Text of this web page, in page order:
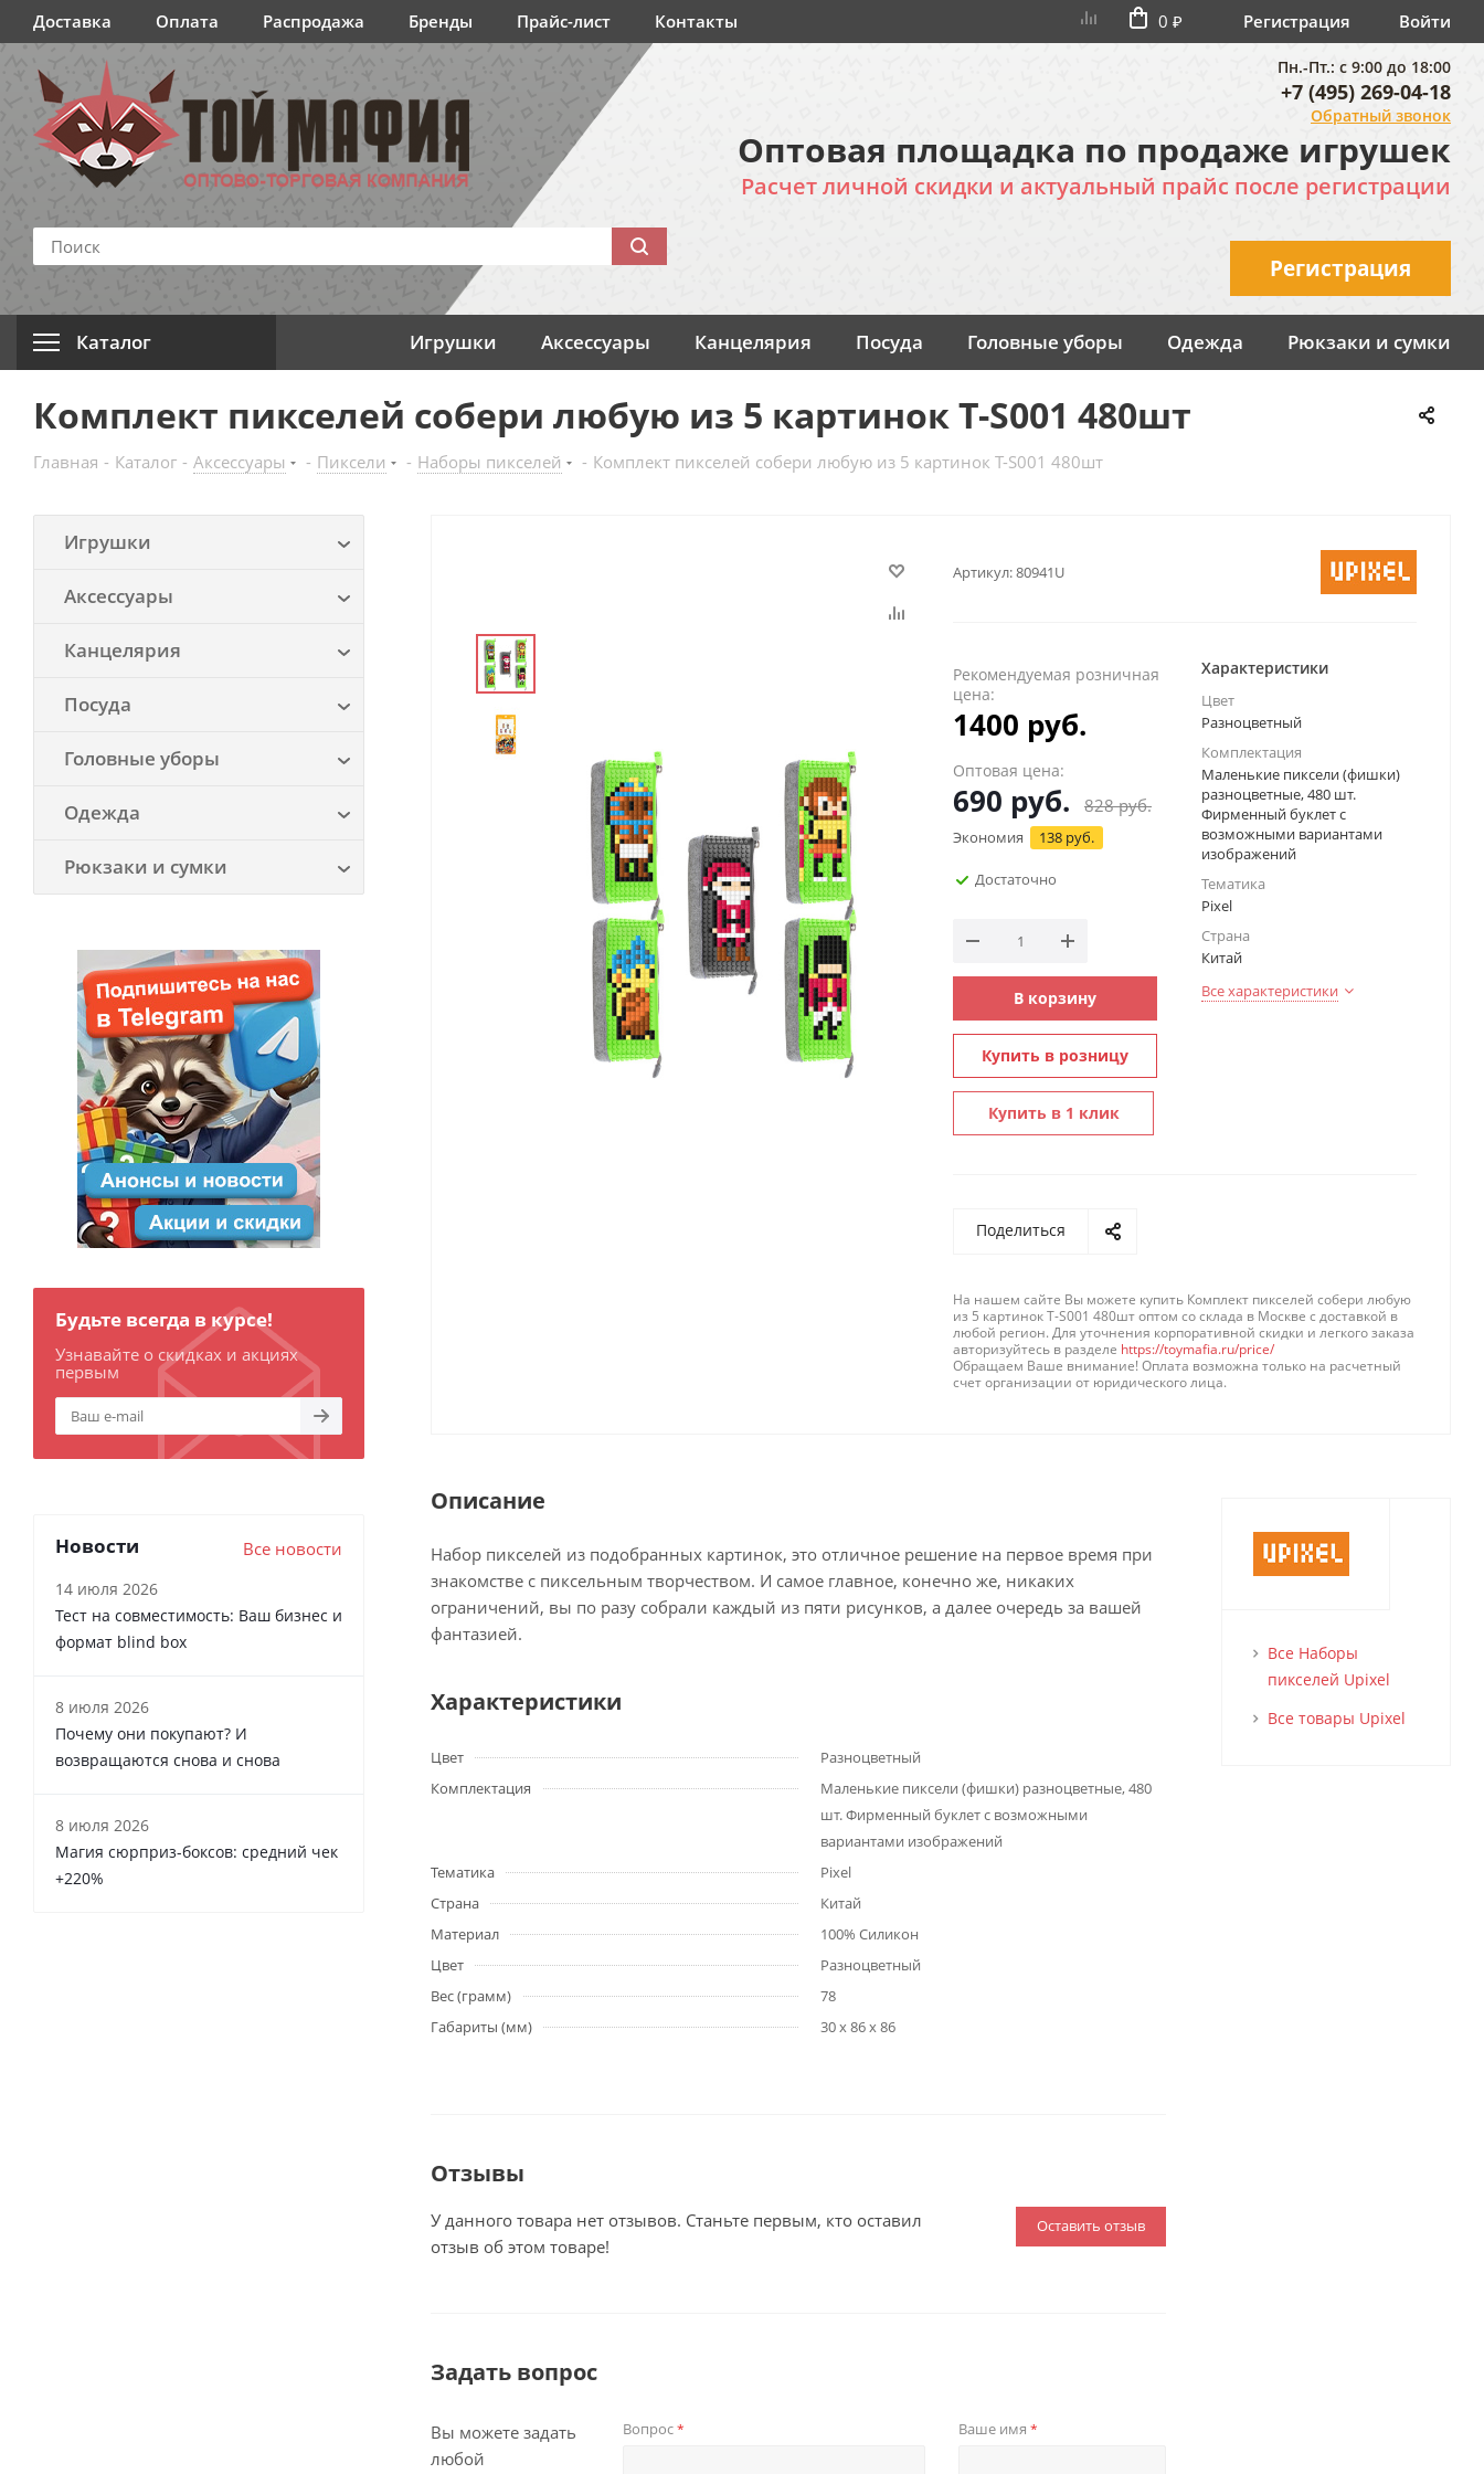
Доставка Оплата Распродажа Бренды Прайс-лист Контакты 0 ₽ Регистрация Войти
Пн.-Пт.: с 9:00 до 18:00
+7 (495) 269-04-18
Обратный звонок
Оптовая площадка по продаже игрушек
Расчет личной скидки и актуальный прайс после регистрации
Регистрация
Каталог Игрушки Аксессуары Канцелярия Посуда Головные уборы Одежда Рюкзаки и сумки
Комплект пикселей собери любую из 5 картинок T-S001 480шт
Главная - Каталог - Аксессуары - Пиксели - Наборы пикселей - Комплект пикселей собери любую из 5 картинок T-S001 480шт
Артикул:80941U
Рекомендуемая розничная
цена:
1400 руб.
Оптовая цена:
690 руб. 828руб.
Экономия 138 руб.
Достаточно
В корзину
Купить в розницу
Купить в 1 клик
Характеристики
Цвет
Разноцветный
Комплектация
Маленькие пиксели (фишки)
разноцветные, 480 шт.
Фирменный буклет с
возможными вариантами
изображений
Тематика
Pixel
Страна
Китай
Все характеристики
Поделиться
На нашем сайте Вы можете купить Комплект пикселей собери любую
из 5 картинок T-S001 480шт оптом со склада в Москве с доставкой в
любой регион. Для уточнения корпоративной скидки и легкого заказа
авторизуйтесь в разделе https://toymafia.ru/price/
Обращаем Ваше внимание! Оплата возможна только на расчетный
счет организации от юридического лица.
Описание
Набор пикселей из подобранных картинок, это отличное решение на первое время при
знакомстве с пиксельным творчеством. И самое главное, конечно же, никаких
ограничений, вы по разу собрали каждый из пяти рисунков, а далее очередь за вашей
фантазией.
Характеристики
Цвет
Разноцветный
Комплектация
Маленькие пиксели (фишки) разноцветные, 480
шт. Фирменный буклет с возможными
вариантами изображений
Тематика
Pixel
Страна
Китай
Материал
100% Силикон
Цвет
Разноцветный
Вес (грамм)
78
Габариты (мм)
30 x 86 x 86
Отзывы
Оставить отзыв
У данного товара нет отзывов. Станьте первым, кто оставил
отзыв об этом товаре!
Задать вопрос
Вы можете задать
любой
Вопрос* Ваше имя*
Все Наборы
пикселей Upixel
Все товары Upixel
Игрушки
Аксессуары
Канцелярия
Посуда
Головные уборы
Одежда
Рюкзаки и сумки
Будьте всегда в курсе!
Узнавайте о скидках и акциях
первым
Новости Все новости
14 июля 2026
Тест на совместимость: Ваш бизнес и
формат blind box
8 июля 2026
Почему они покупают? И
возвращаются снова и снова
8 июля 2026
Магия сюрприз-боксов: средний чек
+220%